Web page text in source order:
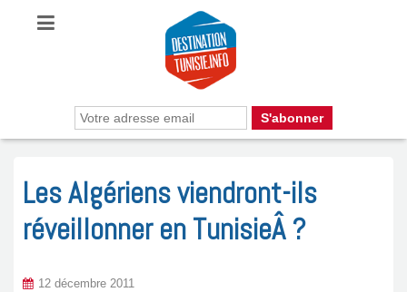
Les Algériens viendront-ils
réveillonner en TunisieÂ ?
12 décembre 2011